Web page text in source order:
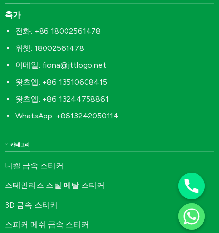
카테고리
니켈 금속 스티커
스테인리스 스틸 메탈 스티커
3D 금속 스티커
스피커 메쉬 금속 스티커
축가
전화: +86 18002561478
위챗: 18002561478
이메일: fiona@jttlogo.net
왓츠앱: +86 13510608415
왓츠앱: +86 13244758861
WhatsApp: +8613242050114